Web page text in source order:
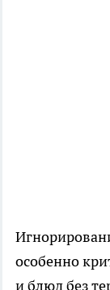
особенно
и блюд без